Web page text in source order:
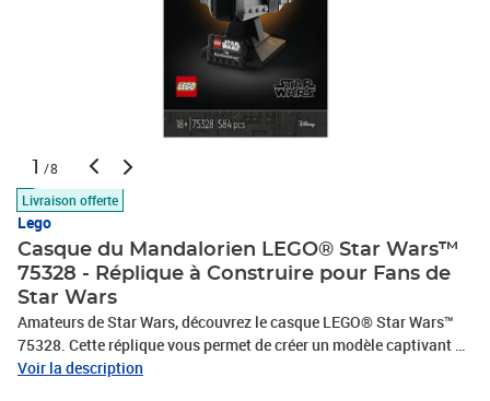
1 /8
Livraison offerte
Lego
Casque du Mandalorien LEGO® Star Wars™
75328 - Réplique à Construire pour Fans de
Star Wars
Amateurs de Star Wars, découvrez le casque LEGO® Star Wars™
75328. Cette réplique vous permet de créer un modèle captivant du
casque en beskar avec des détails soignés. Le set inclut un
Voir la description